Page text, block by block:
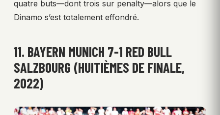
quatre buts—dont trois sur penalty—alors que le
Dinamo s’est totalement effondré.
11. BAYERN MUNICH 7-1 RED BULL
SALZBOURG (HUITIÈMES DE FINALE,
2022)